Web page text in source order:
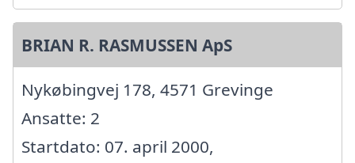
BRIAN R. RASMUSSEN ApS
Nykøbingvej 178, 4571 Grevinge
Ansatte: 2
Startdato: 07. april 2000,